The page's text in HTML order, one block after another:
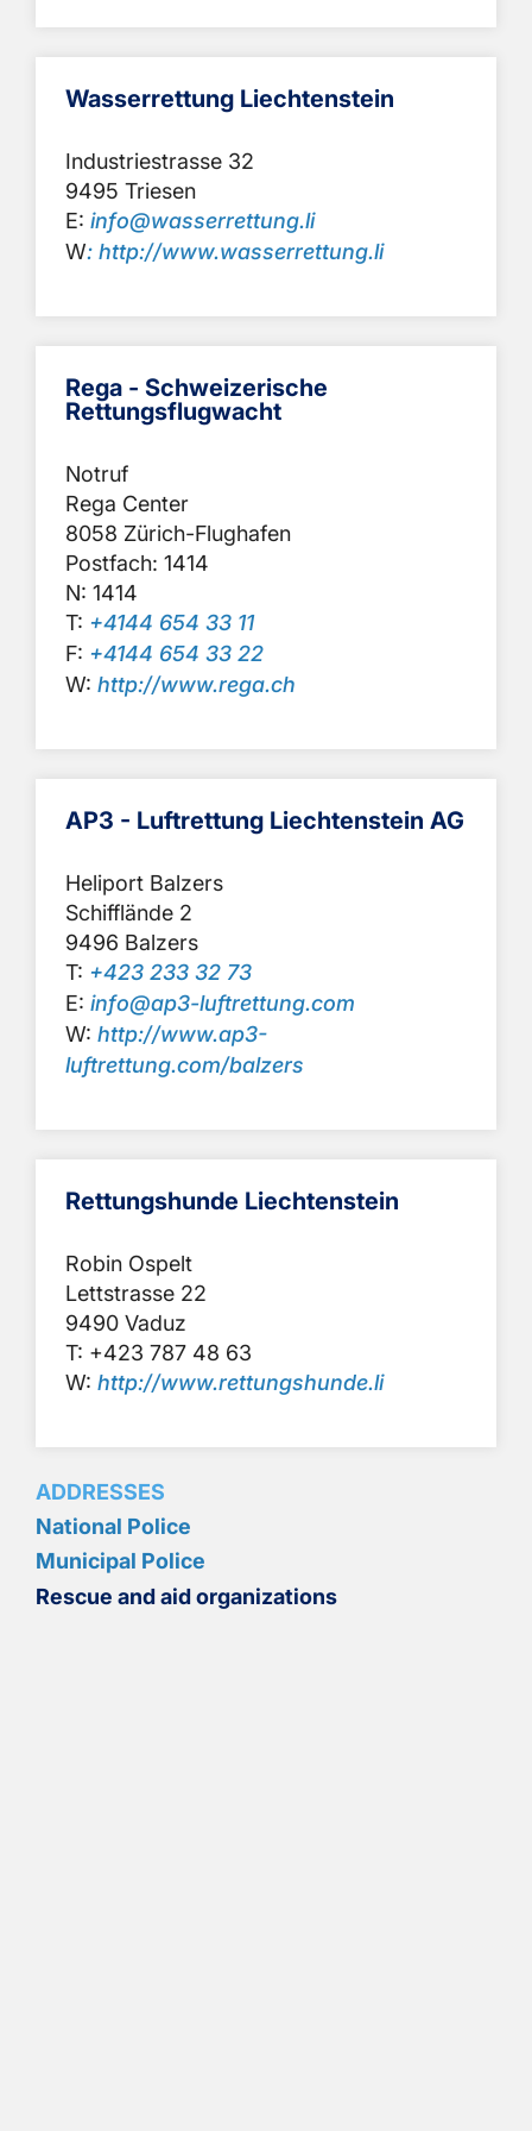
Wasserrettung Liechtenstein
Industriestrasse 32
9495 Triesen
E: info@wasserrettung.li
W: http://www.wasserrettung.li
Rega - Schweizerische
Rettungsflugwacht
Notruf
Rega Center
8058 Zürich-Flughafen
Postfach: 1414
N: 1414
T: +4144 654 33 11
F: +4144 654 33 22
W: http://www.rega.ch
AP3 - Luftrettung Liechtenstein AG
Heliport Balzers
Schifflände 2
9496 Balzers
T: +423 233 32 73
E: info@ap3-luftrettung.com
W: http://www.ap3-
luftrettung.com/balzers
Rettungshunde Liechtenstein
Robin Ospelt
Lettstrasse 22
9490 Vaduz
T: +423 787 48 63
W: http://www.rettungshunde.li
ADDRESSES
National Police
Municipal Police
Rescue and aid organizations